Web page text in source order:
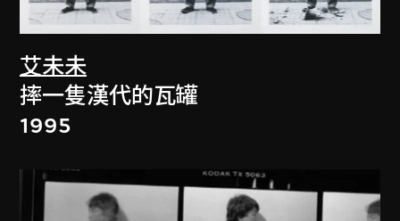
艾未未
摔一隻漢代的瓦罐
1995